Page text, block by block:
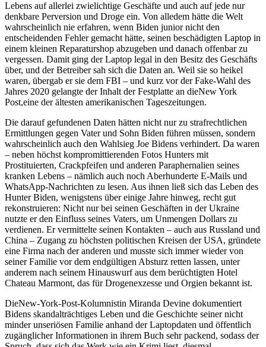
Lebens auf allerlei zwielichtige Geschäfte und auch auf jede nur
denkbare Perversion und Droge ein. Von alledem hätte die Welt
wahrscheinlich nie erfahren, wenn Biden junior nicht den
entscheidenden Fehler gemacht hätte, seinen beschädigten Laptop in
einem kleinen Reparaturshop abzugeben und danach offenbar zu
vergessen. Damit ging der Laptop legal in den Besitz des Geschäfts
über, und der Betreiber sah sich die Daten an. Weil sie so heikel
waren, übergab er sie dem FBI – und kurz vor der Fake-Wahl des
Jahres 2020 gelangte der Inhalt der Festplatte an dieNew York
Post,eine der ältesten amerikanischen Tageszeitungen.
Die darauf gefundenen Daten hätten nicht nur zu strafrechtlichen
Ermittlungen gegen Vater und Sohn Biden führen müssen, sondern
wahrscheinlich auch den Wahlsieg Joe Bidens verhindert. Da waren
– neben höchst kompromittierenden Fotos Hunters mit
Prostituierten, Crackpfeifen und anderen Paraphernalien seines
kranken Lebens – nämlich auch noch Aberhunderte E-Mails und
WhatsApp-Nachrichten zu lesen. Aus ihnen ließ sich das Leben des
Hunter Biden, wenigstens über einige Jahre hinweg, recht gut
rekonstruieren: Nicht nur bei seinen Geschäften in der Ukraine
nutzte er den Einfluss seines Vaters, um Unmengen Dollars zu
verdienen. Er vermittelte seinen Kontakten – auch aus Russland und
China – Zugang zu höchsten politischen Kreisen der USA, gründete
eine Firma nach der anderen und musste sich immer wieder von
seiner Familie vor dem endgültigen Absturz retten lassen, unter
anderem nach seinem Hinauswurf aus dem berüchtigten Hotel
Chateau Marmont, das für Drogenexzesse und Orgien bekannt ist.
DieNew-York-Post-Kolumnistin Miranda Devine dokumentiert
Bidens skandalträchtiges Leben und die Geschichte seiner nicht
minder unseriösen Familie anhand der Laptopdaten und öffentlich
zugänglicher Informationen in ihrem Buch sehr packend, sodass der